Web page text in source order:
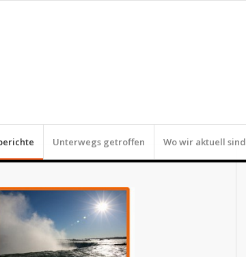
Unterwegs getroffen Wo wir aktuell sind